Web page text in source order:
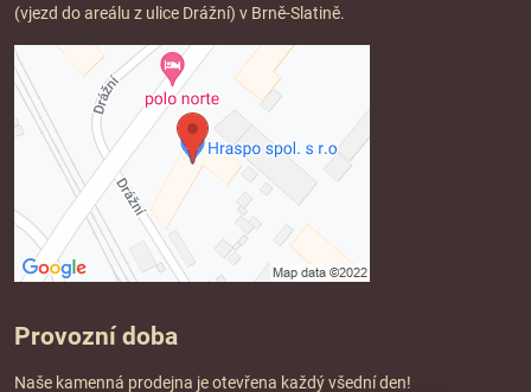
(vjezd do areálu z ulice Drážní) v Brně-Slatině.
Provozní doba
Naše kamenná prodejna je otevřena každý všední den!